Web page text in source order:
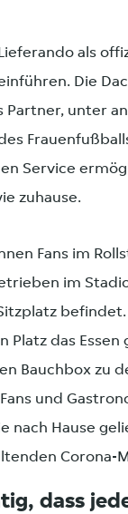
als
Die
Partner, unter
Service
zuhause.
Fans im
im
Platz das
Bauchbox zu
und
nach Hause
Corona-
dass